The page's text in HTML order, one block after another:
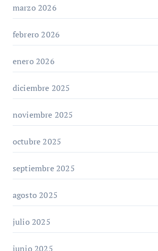
marzo 2026
febrero 2026
enero 2026
diciembre 2025
noviembre 2025
octubre 2025
septiembre 2025
agosto 2025
julio 2025
junio 2025